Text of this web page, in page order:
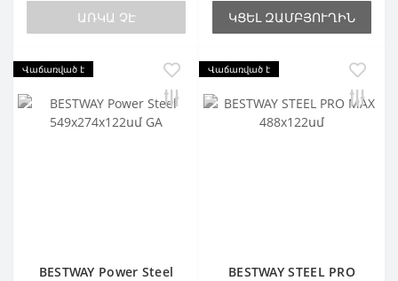
ԱՌԿԱ ՉԷ ԿՑԵԼ ԶԱՄԲՅՈՒՂԻՆ
Վաճառված է
BESTWAY Power Steel
Վաճառված է
BESTWAY STEEL PRO